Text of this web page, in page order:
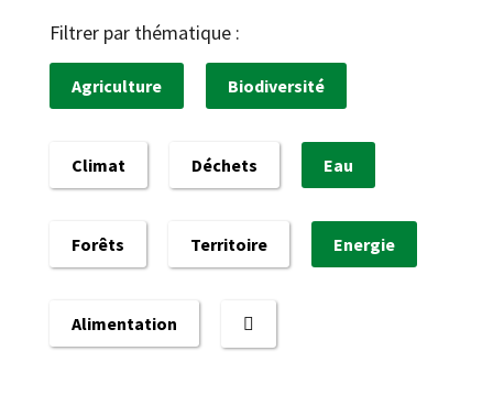
Filtrer par thématique :
Agriculture Biodiversité
Climat Déchets Eau
Forêts Territoire Energie
Alimentation